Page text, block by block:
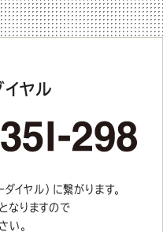
ヤル
イヤル）に繋がります。
なりますので
い。